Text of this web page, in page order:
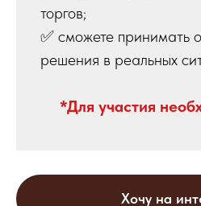
торгов;
✅ сможете принимать
решения в реальных
*Для участия
Хочу на